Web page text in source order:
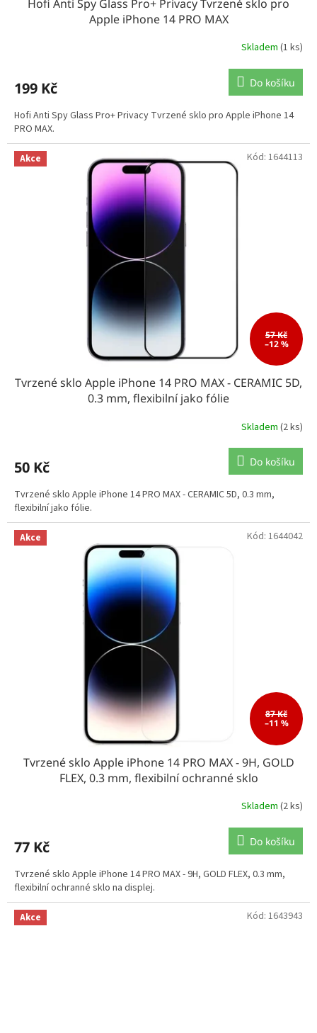
Hofi Anti Spy Glass Pro+ Privacy Tvrzené sklo pro
Apple iPhone 14 PRO MAX
Skladem (1 ks)
199 Kč Do košíku
Hofi Anti Spy Glass Pro+ Privacy Tvrzené sklo pro Apple iPhone 14
PRO MAX.
Akce
57 Kč
–12 %
Tvrzené sklo Apple iPhone 14 PRO MAX - CERAMIC 5D,
0.3 mm, flexibilní jako fólie
Skladem (2 ks)
50 Kč Do košíku
Tvrzené sklo Apple iPhone 14 PRO MAX - CERAMIC 5D, 0.3 mm,
flexibilní jako fólie.
Kód: 1644113
Akce
87 Kč
–11 %
Tvrzené sklo Apple iPhone 14 PRO MAX - 9H, GOLD
FLEX, 0.3 mm, flexibilní ochranné sklo
Skladem (2 ks)
77 Kč Do košíku
Tvrzené sklo Apple iPhone 14 PRO MAX - 9H, GOLD FLEX, 0.3 mm,
flexibilní ochranné sklo na displej.
Kód: 1644042
Akce Kód: 1643943